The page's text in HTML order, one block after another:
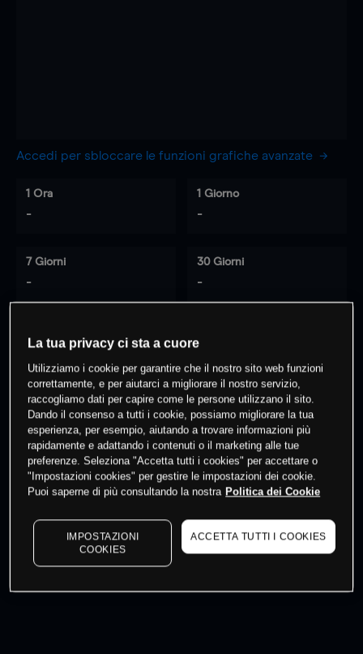
Accedi per sbloccare le funzioni grafiche avanzate
1 Ora
-
1 Giorno
-
7 Giorni
-
30 Giorni
-
0 % dei clienti hanno posizioni
questo prodotto
Fai trading
I prezzi sono solo indicativi. Accediper vedere gli ultimi
dati di mercato
to see latest market data
La tua privacy ci sta a cuore
Utilizziamo i cookie per garantire che il nostro sito web funzioni
correttamente, e per aiutarci a migliorare il nostro servizio,
raccogliamo dati per capire come le persone utilizzano il sito.
Dando il consenso a tutti i cookie, possiamo migliorare la tua
esperienza, per esempio, aiutando a trovare informazioni più
rapidamente e adattando i contenuti o il marketing alle tue
preferenze. Seleziona "Accetta tutti i cookies" per accettare o
"Impostazioni cookies" per gestire le impostazioni dei cookie.
Puoi saperne di più consultando la nostra Politica dei Cookie
IMPOSTAZIONI
COOKIES
ACCETTA TUTTI I COOKIES